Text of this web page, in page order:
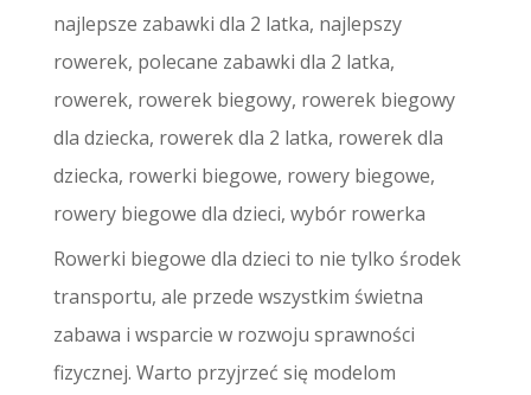
najlepsze zabawki dla 2 latka, najlepszy
rowerek, polecane zabawki dla 2 latka,
rowerek, rowerek biegowy, rowerek biegowy
dla dziecka, rowerek dla 2 latka, rowerek dla
dziecka, rowerki biegowe, rowery biegowe,
rowery biegowe dla dzieci, wybór rowerka
Rowerki biegowe dla dzieci to nie tylko środek
transportu, ale przede wszystkim świetna
zabawa i wsparcie w rozwoju sprawności
fizycznej. Warto przyjrzeć się modelom